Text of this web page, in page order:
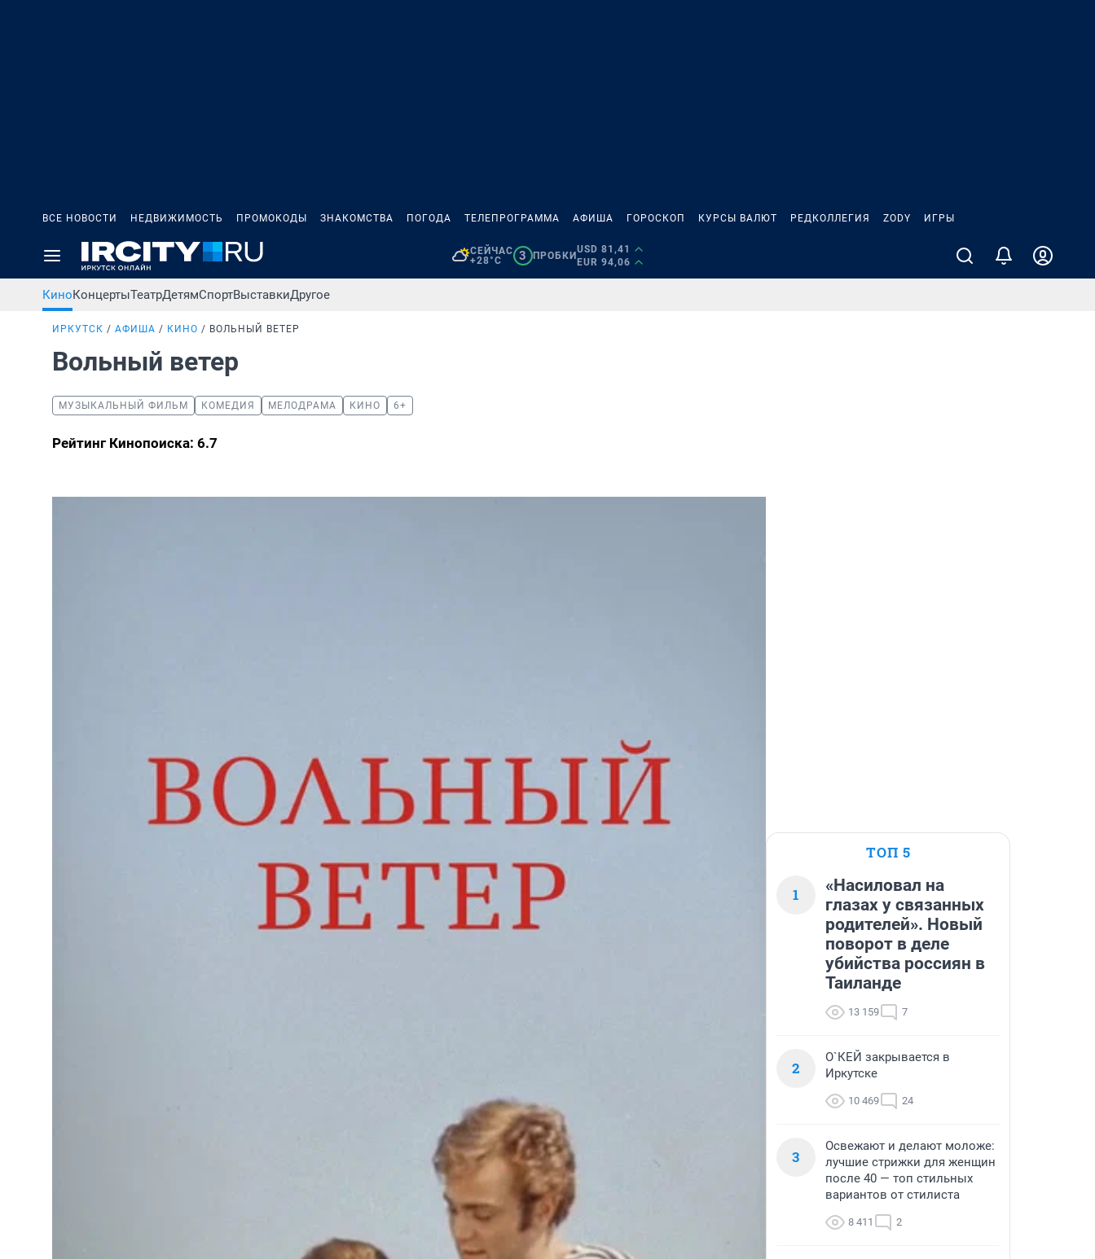
ВСЕ НОВОСТИ НЕДВИЖИМОСТЬ ПРОМОКОДЫ ЗНАКОМСТВА ПОГОДА ТЕЛЕПРОГРАММА АФИША ГОРОСКОП КУРСЫ ВАЛЮТ РЕДКОЛЛЕГИЯ ZODY ИГРЫ
СЕЙЧАС
+28°C
3 ПРОБКИ
USD 81,41
EUR 94,06
КиноКонцертыТеатрДетямСпортВыставкиДругое
ИРКУТСК АФИША КИНО ВОЛЬНЫЙ ВЕТЕР
Вольный ветер
МУЗЫКАЛЬНЫЙ ФИЛЬМ КОМЕДИЯ МЕЛОДРАМА КИНО 6+
Рейтинг Кинопоиска: 6.7
ТОП 5
1
«Насиловал на
глазах у связанных
родителей». Новый
поворот в деле
убийства россиян в
Таиланде
13 159 7
2
О`КЕЙ закрывается в
Иркутске
10 469 24
3
Освежают и делают моложе:
лучшие стрижки для женщин
после 40 — топ стильных
вариантов от стилиста
8 411 2